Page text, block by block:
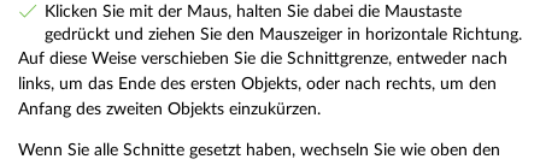
Klicken Sie mit der Maus, halten Sie dabei die Maustaste
gedrückt und ziehen Sie den Mauszeiger in horizontale Richtung.
Auf diese Weise verschieben Sie die Schnittgrenze, entweder nach
links, um das Ende des ersten Objekts, oder nach rechts, um den
Anfang des zweiten Objekts einzukürzen.
Wenn Sie alle Schnitte gesetzt haben, wechseln Sie wie oben den